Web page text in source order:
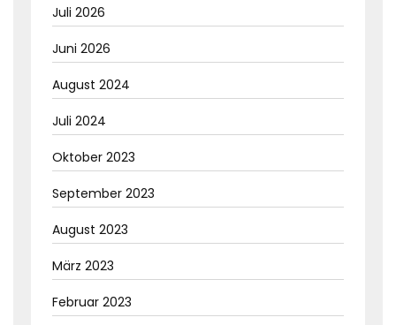
Juli 2026
Juni 2026
August 2024
Juli 2024
Oktober 2023
September 2023
August 2023
März 2023
Februar 2023